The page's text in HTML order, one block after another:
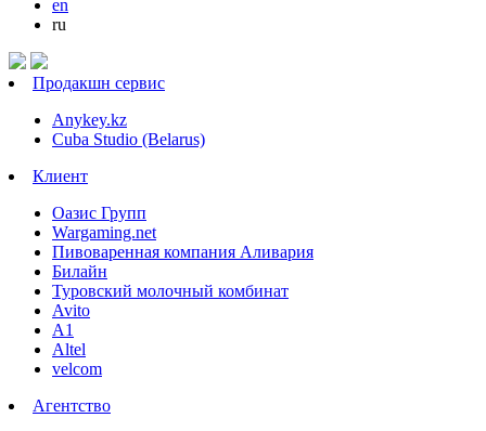
en
ru
Продакшн сервис
Anykey.kz
Cuba Studio (Belarus)
Клиент
Оазис Групп
Wargaming.net
Пивоваренная компания Аливария
Билайн
Туровский молочный комбинат
Avito
А1
Altel
velcom
Агентство